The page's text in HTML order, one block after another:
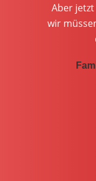
Aber
wir